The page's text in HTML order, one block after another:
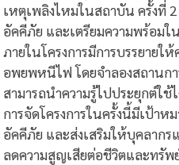
เหตุเพลิงไหมในสถาบัน ครั้งที่
อัคคีภัย และเตรียมความพร้อมใ
ภายในโครงการมีการบรรยาย
อพยพหนีไฟ โดยจำลองสถานก
สามารถนำความรู้ไปประยุกต์ใช้
การจัดโครงการในครั้งนี้มีเป้า
อัคคีภัย และส่งเสริมให้บุคลาก
ลดความสูญเสียต่อชีวิตและทรั